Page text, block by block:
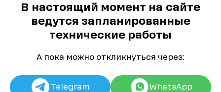
В настоящий момент на сайте
ведутся запланированные
технические работы
А пока можно откликнуться через:
Telegram WhatsApp